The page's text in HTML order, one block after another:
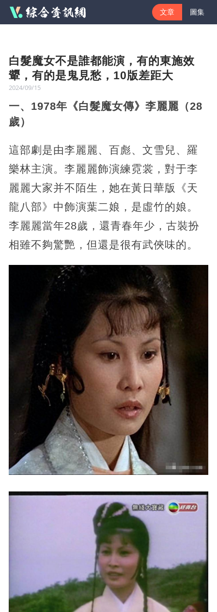
文章 圖集
白髮魔女不是誰都能演，有的東施效
顰，有的是鬼見愁，10版差距大
2024/09/15
一、1978年《白髮魔女傳》李麗麗（28
歲）
這部劇是由李麗麗、百彪、文雪兒、羅
樂林主演。李麗麗飾演練霓裳，對于李
麗麗大家并不陌生，她在黃日華版《天
龍八部》中飾演葉二娘，是虛竹的娘。
李麗麗當年28歲，還青春年少，古裝扮
相雖不夠驚艷，但還是很有武俠味的。